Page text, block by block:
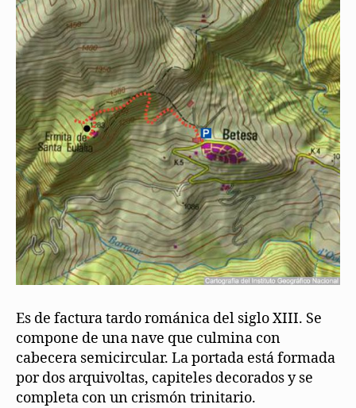
Es de factura tardo románica del siglo XIII. Se
compone de una nave que culmina con
cabecera semicircular. La portada está formada
por dos arquivoltas, capiteles decorados y se
completa con un crismón trinitario.